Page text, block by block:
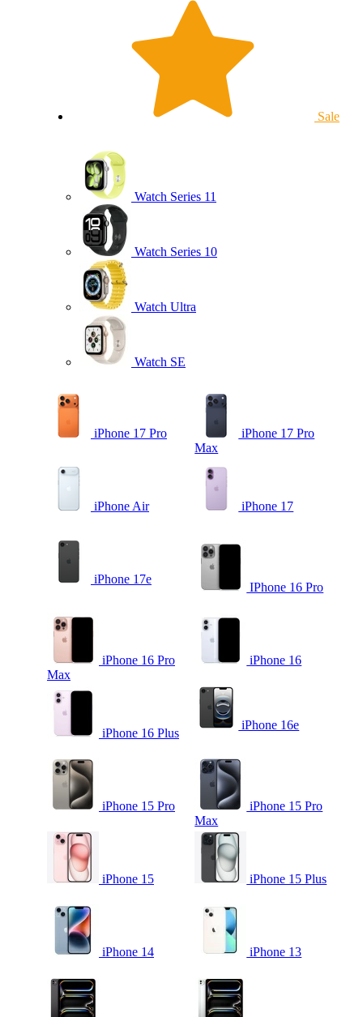
Sale
Watch Series 11
Watch Series 10
Watch Ultra
Watch SE
iPhone 17 Pro
iPhone 17 Pro
Max
iPhone Air iPhone 17
iPhone 17e
IPhone 16 Pro
iPhone 16 Pro
Max
iPhone 16
iPhone 16 Plus
iPhone 16e
iPhone 15 Pro
iPhone 15 Pro
Max
iPhone 15 iPhone 15 Plus
iPhone 14 iPhone 13